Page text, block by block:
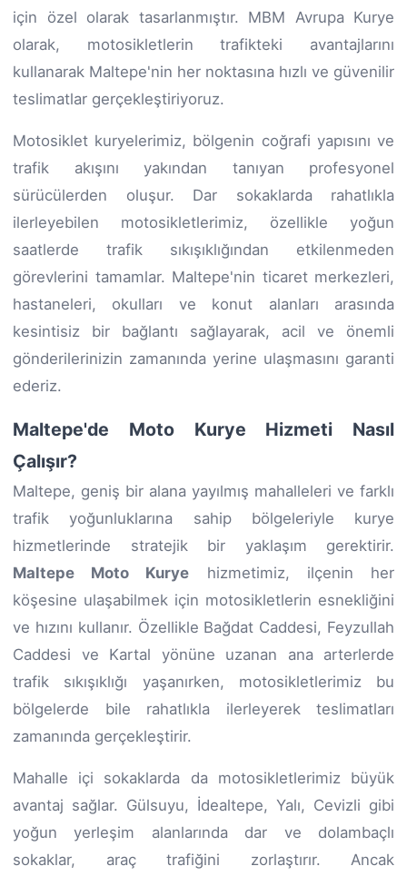
için özel olarak tasarlanmıştır. MBM Avrupa Kurye
olarak, motosikletlerin trafikteki avantajlarını
kullanarak Maltepe'nin her noktasına hızlı ve güvenilir
teslimatlar gerçekleştiriyoruz.
Motosiklet kuryelerimiz, bölgenin coğrafi yapısını ve
trafik akışını yakından tanıyan profesyonel
sürücülerden oluşur. Dar sokaklarda rahatlıkla
ilerleyebilen motosikletlerimiz, özellikle yoğun
saatlerde trafik sıkışıklığından etkilenmeden
görevlerini tamamlar. Maltepe'nin ticaret merkezleri,
hastaneleri, okulları ve konut alanları arasında
kesintisiz bir bağlantı sağlayarak, acil ve önemli
gönderilerinizin zamanında yerine ulaşmasını garanti
ederiz.
Maltepe'de Moto Kurye Hizmeti Nasıl
Çalışır?
Maltepe, geniş bir alana yayılmış mahalleleri ve farklı
trafik yoğunluklarına sahip bölgeleriyle kurye
hizmetlerinde stratejik bir yaklaşım gerektirir.
Maltepe Moto Kurye hizmetimiz, ilçenin her
köşesine ulaşabilmek için motosikletlerin esnekliğini
ve hızını kullanır. Özellikle Bağdat Caddesi, Feyzullah
Caddesi ve Kartal yönüne uzanan ana arterlerde
trafik sıkışıklığı yaşanırken, motosikletlerimiz bu
bölgelerde bile rahatlıkla ilerleyerek teslimatları
zamanında gerçekleştirir.
Mahalle içi sokaklarda da motosikletlerimiz büyük
avantaj sağlar. Gülsuyu, İdealtepe, Yalı, Cevizli gibi
yoğun yerleşim alanlarında dar ve dolambaçlı
sokaklar, araç trafiğini zorlaştırır. Ancak